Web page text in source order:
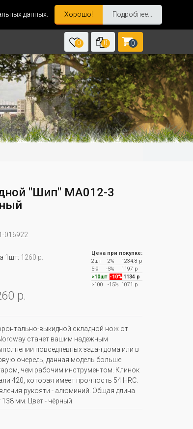
данных. Хорошо! Подробнее...
0 0 0
"Шип" MA012-3
016922
1шт: 1260 р.
р.
Цена при покупке:
2шт
-2%
1234.8 р
5-9
-5%
1197 р
>10шт -10% 1134 р
>100
-15%1071 р
выкидной складной нож от
станет вашим надежным
повседневных задач дома или в
очередь, данная модель больше
чем рабочим инструментом. Клинок
420, которая имеет прочность 54 HRC.
рукояти - алюминий. Общая длина
мм. Цвет - чёрный.